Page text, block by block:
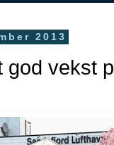
2013
god vekst